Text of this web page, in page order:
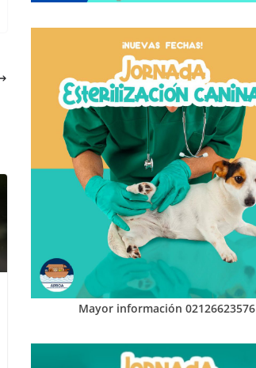
Mayor información 02126623576